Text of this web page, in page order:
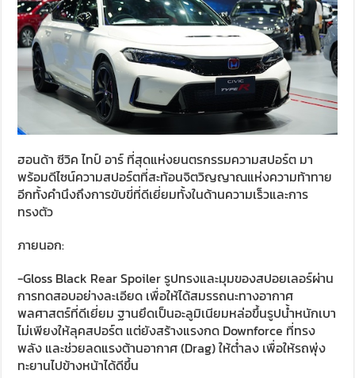
ฮอนด้า ซีวิค ไทป์ อาร์ ที่สุดแห่งยนตรกรรมความสปอร์ต มา
พร้อมดีไซน์ความสปอร์ตที่สะท้อนจิตวิญญาณแห่งความท้าทาย
อีกทั้งคำนึงถึงการขับขี่ที่ดีเยี่ยมทั้งในด้านความเร็วและการ
ทรงตัว
ภายนอก:
-Gloss Black Rear Spoilerรูปทรงและมุมของสปอยเลอร์ผ่าน
การทดสอบอย่างละเอียด เพื่อให้ได้สมรรถนะทางอากาศ
พลศาสตร์ที่ดีเยี่ยม ฐานยึดเป็นอะลูมิเนียมหล่อขึ้นรูปน้ำหนักเบา
ไม่เพียงให้ลุคสปอร์ต แต่ยังสร้างแรงกด Downforce ที่ทรง
พลัง และช่วยลดแรงต้านอากาศ (Drag) ให้ต่ำลง เพื่อให้รถพุ่ง
ทะยานไปข้างหน้าได้ดีขึ้น